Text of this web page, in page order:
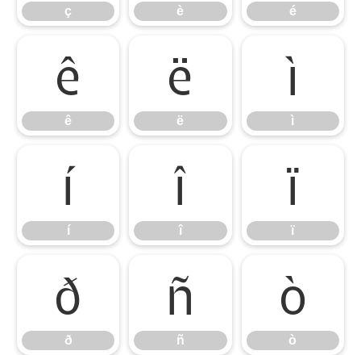
ç è é
ê
ê
ë
ë
ì
ì
í
í
î
î
ï
ï
ð
ð
ñ
ñ
ò
ò